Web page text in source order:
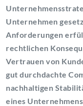
Unternehmen
Anforderungen
rechtlichen
Vertrauen von
gut durchdachte
nachhaltigen
eines